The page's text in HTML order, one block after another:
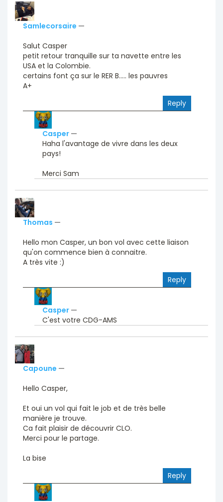
Samlecorsaire —
Salut Casper
petit retour tranquille sur ta navette entre les
USA et la Colombie.
certains font ça sur le RER B..... les pauvres
A+
Reply
Casper—
Haha l'avantage de vivre dans les deux
pays!
Merci Sam
Thomas —
Hello mon Casper, un bon vol avec cette liaison
qu'on commence bien à connaitre.
A très vite :)
Reply
Casper—
C'est votre CDG-AMS
Capoune —
Hello Casper,
Et oui un vol qui fait le job et de très belle
manière je trouve.
Ca fait plaisir de découvrir CLO.
Merci pour le partage.
La bise
Reply